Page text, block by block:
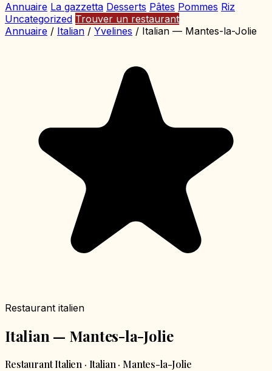
Annuaire La gazzetta Desserts Pâtes Pommes Riz
Uncategorized Trouver un restaurant
Annuaire / Italian / Yvelines / Italian — Mantes-la-Jolie
Restaurant italien
Italian — Mantes-la-Jolie
Restaurant Italien · Italian · Mantes-la-Jolie